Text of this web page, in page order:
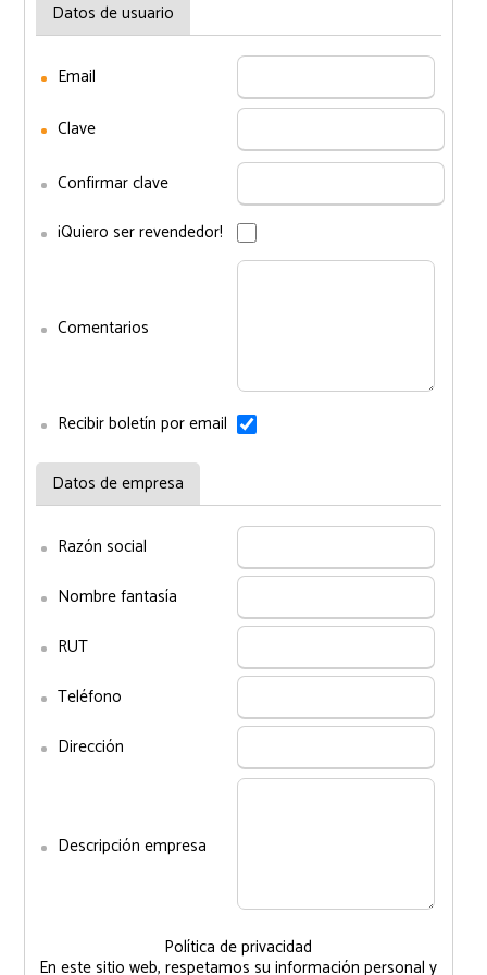
Datos de usuario
Email
Clave
Confirmar clave
¡Quiero ser revendedor!
Comentarios
Recibir boletín por email
Datos de empresa
Razón social
Nombre fantasía
RUT
Teléfono
Dirección
Descripción empresa
Política de privacidad
En este sitio web, respetamos su información personal y